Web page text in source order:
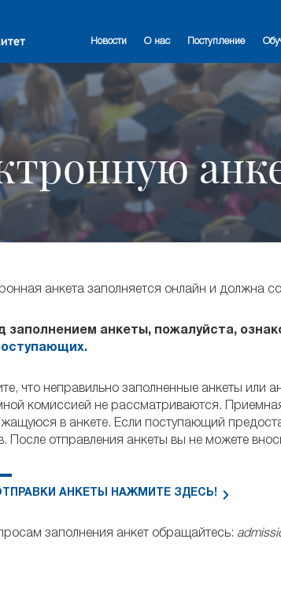
Новости О нас Поступление
анкета заполняется онлайн и должна
заполнением анкеты, пожалуйста,
что неправильно заполненные анкеты или
комиссией не рассматриваются.
в анкете. Если поступающий
После отправления анкеты вы не можете
АНКЕТЫ НАЖМИТЕ ЗДЕСЬ!
заполнения анкет обращайтесь: